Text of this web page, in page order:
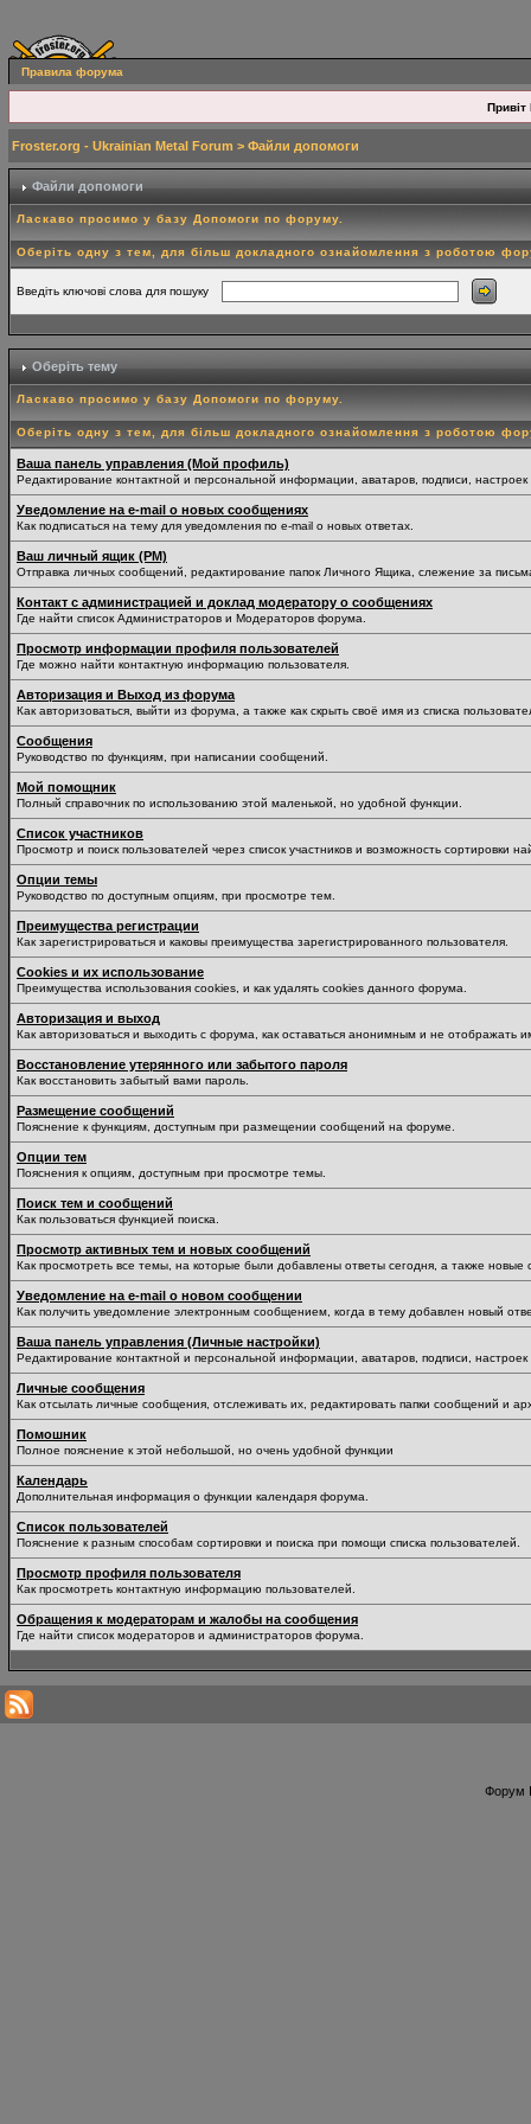
Правила форума
Привіт
Froster.org - Ukrainian Metal Forum > Файли допомоги
Файли допомоги
Ласкаво просимо у базу Допомоги по форуму.
Оберіть одну з тем, для більш докладного ознайомлення з роботою
Введіть ключові слова для пошуку
Оберіть тему
Ласкаво просимо у базу Допомоги по форуму.
Оберіть одну з тем, для більш докладного ознайомлення з роботою
Ваша панель управления (Мой профиль)
Редактирование контактной и персональной информации, аватаров, подписи,
Уведомление на e-mail о новых сообщениях
Как подписаться на тему для уведомления по e-mail о новых ответах.
Ваш личный ящик (PM)
Отправка личных сообщений, редактирование папок Личного Ящика, слежение за
Контакт с администрацией и доклад модератору о сообщениях
Где найти список Администраторов и Модераторов форума.
Просмотр информации профиля пользователей
Где можно найти контактную информацию пользователя.
Авторизация и Выход из форума
Как авторизоваться, выйти из форума, а также как скрыть своё имя из списка
Сообщения
Руководство по функциям, при написании сообщений.
Мой помощник
Полный справочник по использованию этой маленькой, но удобной функции.
Список участников
Просмотр и поиск пользователей через список участников и возможность сортировки
Опции темы
Руководство по доступным опциям, при просмотре тем.
Преимущества регистрации
Как зарегистрироваться и каковы преимущества зарегистрированного пользователя.
Cookies и их использование
Преимущества использования cookies, и как удалять cookies данного форума.
Авторизация и выход
Как авторизоваться и выходить с форума, как оставаться анонимным и не отображать
Восстановление утерянного или забытого пароля
Как восстановить забытый вами пароль.
Размещение сообщений
Пояснение к функциям, доступным при размещении сообщений на форуме.
Опции тем
Пояснения к опциям, доступным при просмотре темы.
Поиск тем и сообщений
Как пользоваться функцией поиска.
Просмотр активных тем и новых сообщений
Как просмотреть все темы, на которые были добавлены ответы сегодня, а также
Уведомление на е-mail о новом сообщении
Как получить уведомление электронным сообщением, когда в тему добавлен новый
Ваша панель управления (Личные настройки)
Редактирование контактной и персональной информации, аватаров, подписи,
Личные сообщения
Как отсылать личные сообщения, отслеживать их, редактировать папки сообщений и
Помошник
Полное пояснение к этой небольшой, но очень удобной функции
Календарь
Дополнительная информация о функции календаря форума.
Список пользователей
Пояснение к разным способам сортировки и поиска при помощи списка пользователей.
Просмотр профиля пользователя
Как просмотреть контактную информацию пользователей.
Обращения к модераторам и жалобы на сообщения
Где найти список модераторов и администраторов форума.
Форум